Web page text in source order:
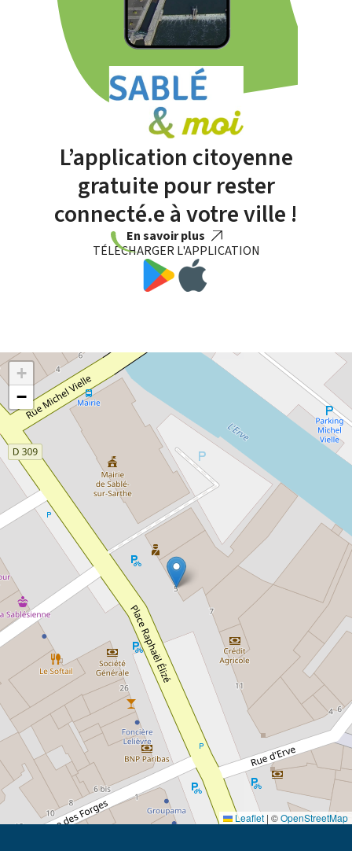
L’application citoyenne
gratuite pour rester
connecté.e à votre ville !
En savoir plus
TÉLÉCHARGER L'APPLICATION
+
−
Leaflet | ©OpenStreetMap